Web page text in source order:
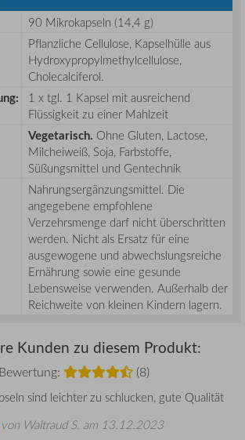
90 Mikrokapseln (14,4 g)
Pflanzliche Cellulose, Kapselhülle aus
Hydroxypropylmethylcellulose,
Cholecalciferol.
1 x tgl. 1 Kapsel mit ausreichend
Flüssigkeit zu einer Mahlzeit
Vegetarisch. Ohne Gluten, Lactose,
Milcheiweiß, Soja, Farbstoffe,
Süßungsmittel und Gentechnik
Nahrungsergänzungsmittel. Die
angegebene empfohlene
Verzehrsmenge darf nicht überschritten
werden. Nicht als Ersatz für eine
ausgewogene und abwechslungsreiche
Ernährung sowie eine gesunde
Lebensweise verwenden. Außerhalb der
Reichweite von kleinen Kindern lagern.
Kunden zu diesem Produkt:
(8)
sind leichter zu schlucken, gute Qualität
von Waltraud S. am 13.12.2023